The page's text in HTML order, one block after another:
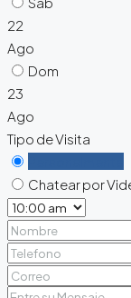
22
Ago
Dom
23
Ago
Tipo de Visita
Chatear por